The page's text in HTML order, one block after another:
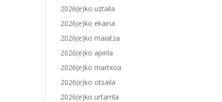
2026(e)ko uztaila
2026(e)ko ekaina
2026(e)ko maiatza
2026(e)ko apirila
2026(e)ko martxoa
2026(e)ko otsaila
2026(e)ko urtarrila